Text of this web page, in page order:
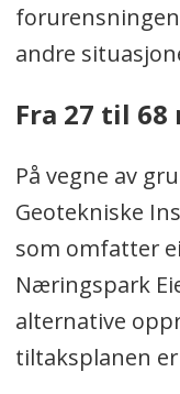
andre
Fra 27 til
På vegne av
Geotekniske
som omfatter
Næringspark
alternative
tiltaksplanen